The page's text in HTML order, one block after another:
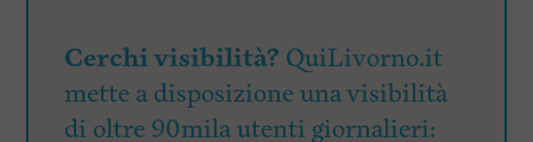
Cerchi visibilità? QuiLivorno.it
mette a disposizione una visibilità
di oltre 90mila utenti giornalieri: